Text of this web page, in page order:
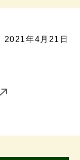
2021年4月21日